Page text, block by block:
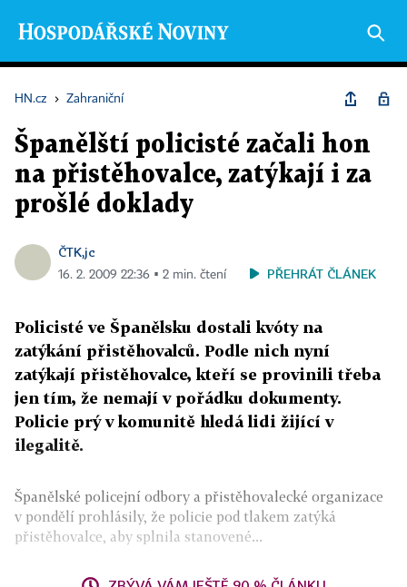
HN.cz › Zahraniční
Španělští policisté začali hon
na přistěhovalce, zatýkají i za
prošlé doklady
ČTK,jc
16. 2. 2009 22:36 ▪ 2 min. čtení PŘEHRÁT ČLÁNEK
Policisté ve Španělsku dostali kvóty na
zatýkání přistěhovalců. Podle nich nyní
zatýkají přistěhovalce, kteří se provinili třeba
jen tím, že nemají v pořádku dokumenty.
Policie prý v komunitě hledá lidi žijící v
ilegalitě.
Španělské policejní odbory a přistěhovalecké organizace
v pondělí prohlásily, že policie pod tlakem zatýká
přistěhovalce, aby splnila stanovené...